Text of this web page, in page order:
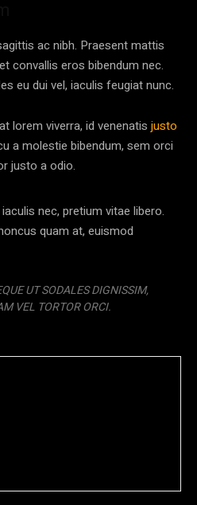
ac nibh. Praesent mattis
convallis eros bibendum nec.
eu dui vel, iaculis feugiat nunc.
lorem viverra, id venenatis justo
a molestie bibendum, sem orci
justo a odio.
nec, pretium vitae libero.
quam at, euismod
UT SODALES DIGNISSIM,
VEL TORTOR ORCI.